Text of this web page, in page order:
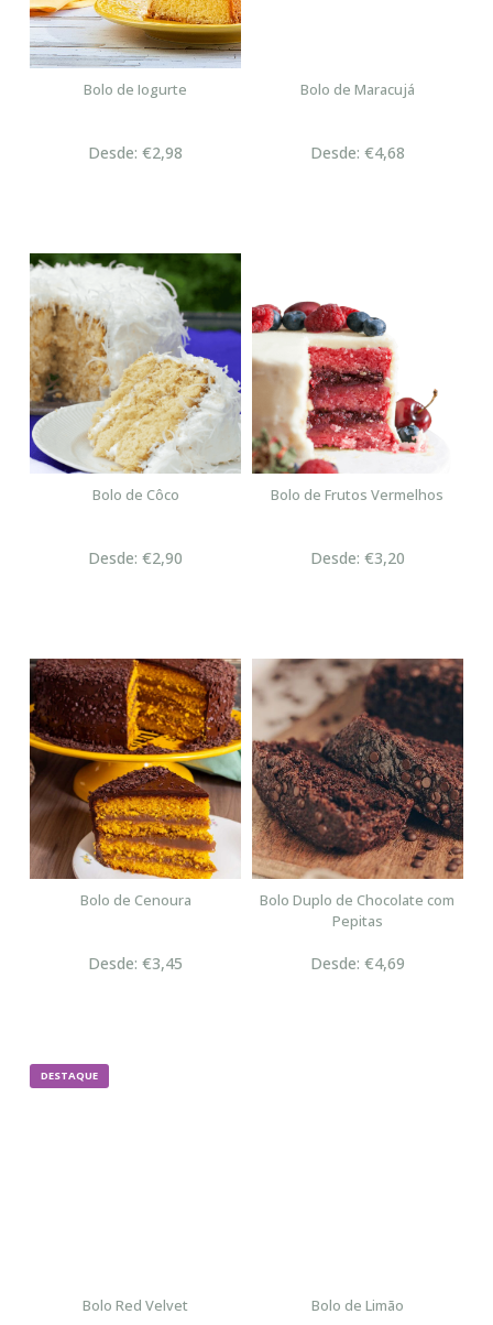
Bolo de Iogurte
Desde: €2,98
Bolo de Maracujá
Desde: €4,68
Bolo de Côco
Desde: €2,90
Bolo de Frutos Vermelhos
Desde: €3,20
Bolo de Cenoura
Desde: €3,45
Bolo Duplo de Chocolate com
Pepitas
Desde: €4,69
DESTAQUE
Bolo Red Velvet Bolo de Limão